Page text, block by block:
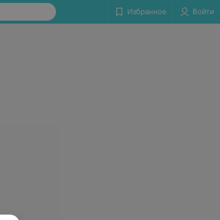
Избранное Войти